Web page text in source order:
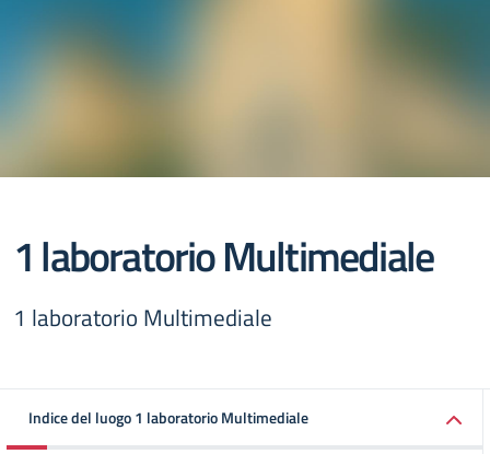
1 laboratorio Multimediale
1 laboratorio Multimediale
Indice del luogo 1 laboratorio Multimediale